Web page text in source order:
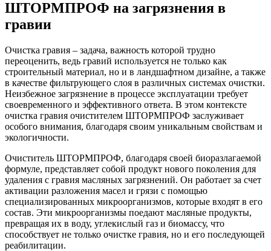
ШТОРМПРОФ на загрязнения в
гравии
Очистка гравия – задача, важность которой трудно
переоценить, ведь гравий используется не только как
строительный материал, но и в ландшафтном дизайне, а также
в качестве фильтрующего слоя в различных системах очистки.
Неизбежное загрязнение в процессе эксплуатации требует
своевременного и эффективного ответа. В этом контексте
очистка гравия очистителем ШТОРМПРОФ заслуживает
особого внимания, благодаря своим уникальным свойствам и
экологичности.
Очиститель ШТОРМПРОФ, благодаря своей биоразлагаемой
формуле, представляет собой продукт нового поколения для
удаления с гравия масляных загрязнений. Он работает за счет
активации разложения масел и грязи с помощью
специализированных микроорганизмов, которые входят в его
состав. Эти микроорганизмы поедают масляные продукты,
превращая их в воду, углекислый газ и биомассу, что
способствует не только очистке гравия, но и его последующей
реабилитации.